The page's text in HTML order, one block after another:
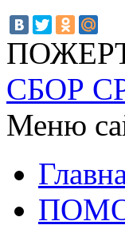
СБОР
Меню